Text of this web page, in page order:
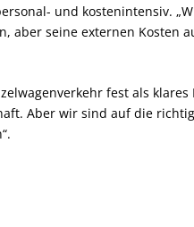
und kostenintensiv.
aber seine externen Kosten
fest als
Aber wir sind auf die